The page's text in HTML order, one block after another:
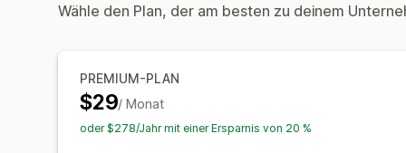
Wähle den Plan, der am besten zu deinem
PREMIUM-PLAN
$29/ Monat
oder $278/Jahr mit einer Ersparnis von 20 %